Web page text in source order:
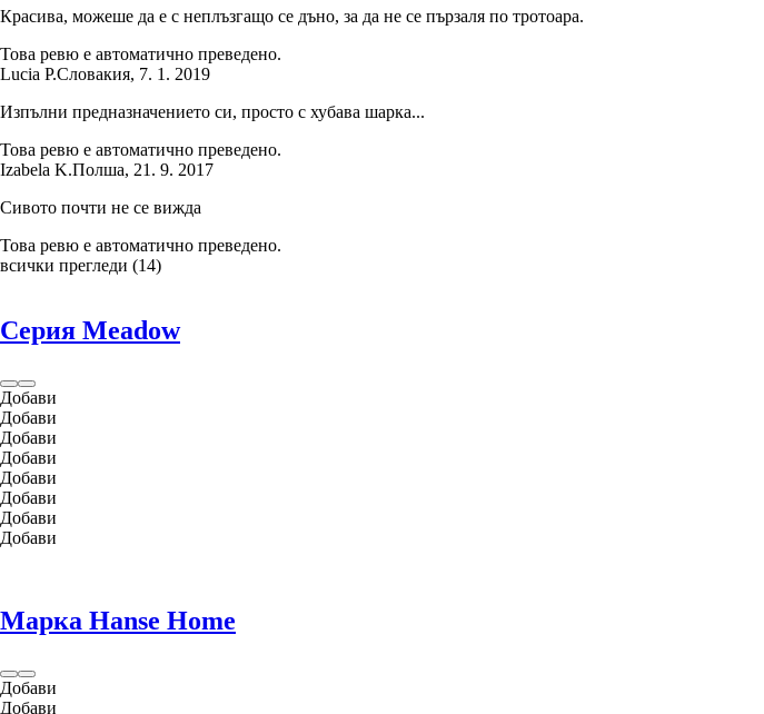
Красива, можеше да е с неплъзгащо се дъно, за да не се пързаля по тротоара.
Това ревю е автоматично преведено.
Lucia P.Словакия, 7. 1. 2019
Изпълни предназначението си, просто с хубава шарка...
Това ревю е автоматично преведено.
Izabela K.Полша, 21. 9. 2017
Сивото почти не се вижда
Това ревю е автоматично преведено.
всички прегледи (14)
Серия Meadow
Добави
Добави
Добави
Добави
Добави
Добави
Добави
Добави
Марка Hanse Home
Добави
Добави